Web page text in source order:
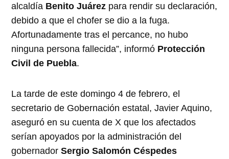
alcaldía Benito Juárez para rendir su declaración,
debido a que el chofer se dio a la fuga.
Afortunadamente tras el percance, no hubo
ninguna persona fallecida”, informó Protección
Civil de Puebla.
La tarde de este domingo 4 de febrero, el
secretario de Gobernación estatal, Javier Aquino,
aseguró en su cuenta de X que los afectados
serían apoyados por la administración del
gobernadorSergio Salomón Céspedes